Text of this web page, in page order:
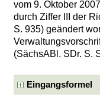
vom 9. Oktober
durch Ziffer III der
S. 935) geändert
(SächsABl. SDr. S.
Eingangsformel